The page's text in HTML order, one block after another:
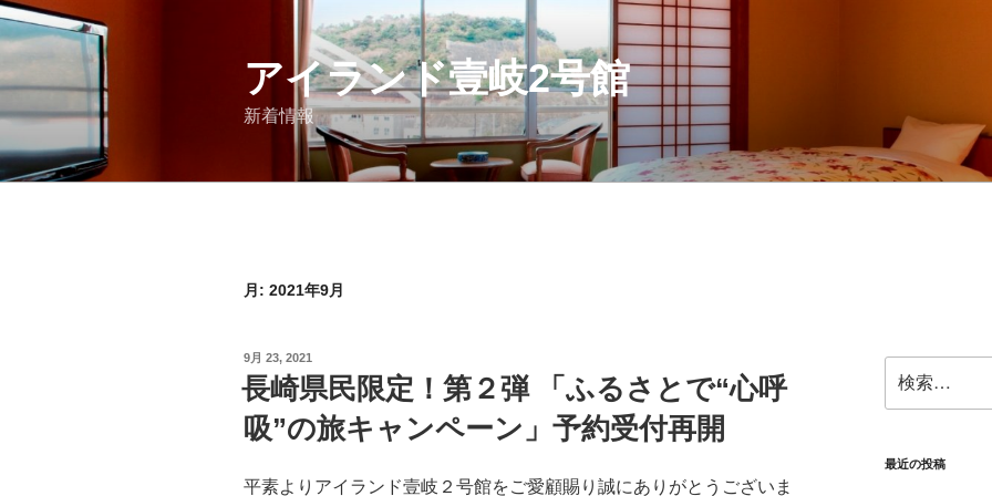
コ
ン
ン
ツ
へ
ス
アイランド壹岐2号館
新着情報
月: 2021年9月
投
稿
日:
9月 23, 2021
長崎県民限定！第２弾 「ふるさとで“心呼
吸”の旅キャンペーン」予約受付再開
平素よりアイランド壹岐２号館をご愛顧賜り誠にありがとうございま
索:
最近の投稿